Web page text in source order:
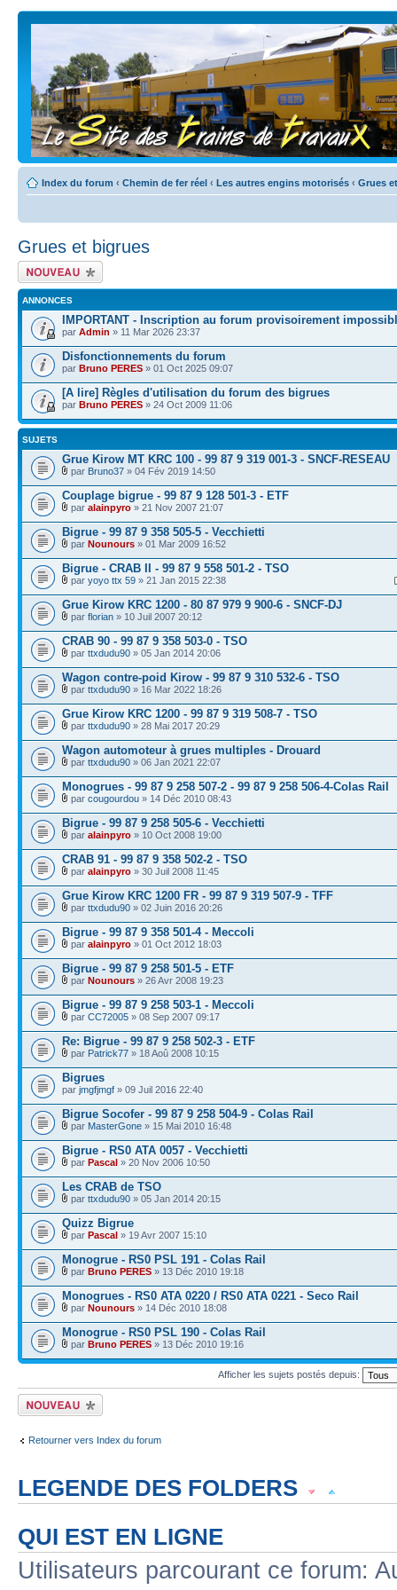
Index du forum ‹ Chemin de fer réel ‹ Les autres engins motorisés ‹ Grues
Grues et bigrues
Écrire un nouveau
sujet
ANNONCES
IMPORTANT - Inscription au forum provisoirement
par Admin » 11 Mar 2026 23:37
Disfonctionnements du forum
par Bruno PERES » 01 Oct 2025 09:07
[A lire] Règles d'utilisation du forum des bigrues
par Bruno PERES » 24 Oct 2009 11:06
SUJETS
Grue Kirow MT KRC 100 - 99 87 9 319 001-3 - SNCF-RESEAU
par Bruno37 » 04 Fév 2019 14:50
Couplage bigrue - 99 87 9 128 501-3 - ETF
par alainpyro » 21 Nov 2007 21:07
Bigrue - 99 87 9 358 505-5 - Vecchietti
par Nounours » 01 Mar 2009 16:52
Bigrue - CRAB II - 99 87 9 558 501-2 - TSO
par yoyo ttx 59 » 21 Jan 2015 22:38
Grue Kirow KRC 1200 - 80 87 979 9 900-6 - SNCF-DJ
par florian » 10 Juil 2007 20:12
CRAB 90 - 99 87 9 358 503-0 - TSO
par ttxdudu90 » 05 Jan 2014 20:06
Wagon contre-poid Kirow - 99 87 9 310 532-6 - TSO
par ttxdudu90 » 16 Mar 2022 18:26
Grue Kirow KRC 1200 - 99 87 9 319 508-7 - TSO
par ttxdudu90 » 28 Mai 2017 20:29
Wagon automoteur à grues multiples - Drouard
par ttxdudu90 » 06 Jan 2021 22:07
Monogrues - 99 87 9 258 507-2 - 99 87 9 258 506-4-Colas Rail
par cougourdou » 14 Déc 2010 08:43
Bigrue - 99 87 9 258 505-6 - Vecchietti
par alainpyro » 10 Oct 2008 19:00
CRAB 91 - 99 87 9 358 502-2 - TSO
par alainpyro » 30 Juil 2008 11:45
Grue Kirow KRC 1200 FR - 99 87 9 319 507-9 - TFF
par ttxdudu90 » 02 Juin 2016 20:26
Bigrue - 99 87 9 358 501-4 - Meccoli
par alainpyro » 01 Oct 2012 18:03
Bigrue - 99 87 9 258 501-5 - ETF
par Nounours » 26 Avr 2008 19:23
Bigrue - 99 87 9 258 503-1 - Meccoli
par CC72005 » 08 Sep 2007 09:17
Re: Bigrue - 99 87 9 258 502-3 - ETF
par Patrick77 » 18 Aoû 2008 10:15
Bigrues
par jmgfjmgf » 09 Juil 2016 22:40
Bigrue Socofer - 99 87 9 258 504-9 - Colas Rail
par MasterGone » 15 Mai 2010 16:48
Bigrue - RS0 ATA 0057 - Vecchietti
par Pascal » 20 Nov 2006 10:50
Les CRAB de TSO
par ttxdudu90 » 05 Jan 2014 20:15
Quizz Bigrue
par Pascal » 19 Avr 2007 15:10
Monogrue - RS0 PSL 191 - Colas Rail
par Bruno PERES » 13 Déc 2010 19:18
Monogrues - RS0 ATA 0220 / RS0 ATA 0221 - Seco Rail
par Nounours » 14 Déc 2010 18:08
Monogrue - RS0 PSL 190 - Colas Rail
par Bruno PERES » 13 Déc 2010 19:16
Afficher les sujets postés depuis:
Écrire un nouveau
sujet
Retourner vers Index du forum
LEGENDE DES FOLDERS
Sujet populaire lu Sujet lu fermé Sujet lu fermé dans lequel j'ai posté
QUI EST EN LIGNE
Utilisateurs parcourant ce forum: